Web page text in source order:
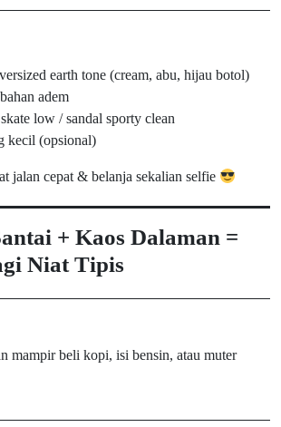
earth tone (cream, abu, hijau botol)
adem
low / sandal sporty clean
kecil (opsional)
jalan cepat & belanja sekalian selfie
+ Kaos Dalaman =
Niat Tipis
mampir beli kopi, isi bensin, atau muter